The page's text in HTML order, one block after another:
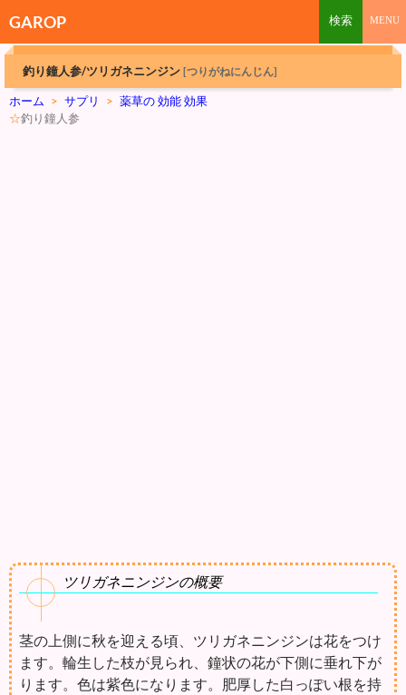
GAROP
釣り鐘人参/ツリガネニンジン [つりがねにんじん]
ホーム > サプリ > 薬草の 効能 効果
☆釣り鐘人参
ツリガネニンジンの概要
茎の上側に秋を迎える頃、ツリガネニンジンは花をつけ
ます。輪生した枝が見られ、鐘状の花が下側に垂れ下が
ります。色は紫色になります。肥厚した白っぽい根を持